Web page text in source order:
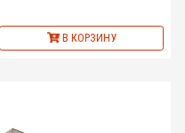
В КОРЗИНУ